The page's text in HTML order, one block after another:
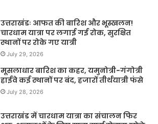
उत्तराखंडः आफत की बारिश और भूस्खलन!
चारधाम यात्रा पर लगाई गई रोक, सुरक्षित
स्थानों पर रोके गए यात्री
July 29, 2026
मूसलाधार बारिश का कहर, यमुनोत्री-गंगोत्री
हाईवे कई स्थानों पर बंद, हजारों तीर्थयात्री फंसे
July 28, 2026
उत्तराखंड में चारधाम यात्रा का संचालन फिर